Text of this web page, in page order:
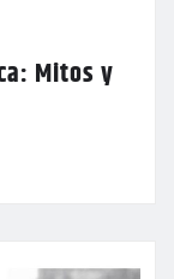
Mitos y